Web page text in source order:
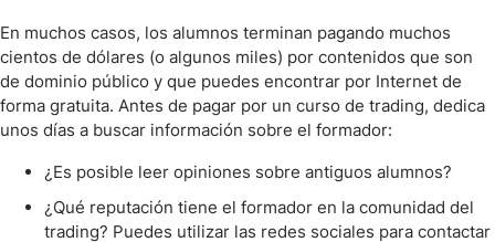
En muchos casos, los alumnos terminan pagando muchos
cientos de dólares (o algunos miles) por contenidos que son
de dominio público y que puedes encontrar por Internet de
forma gratuita. Antes de pagar por un curso de trading, dedica
unos días a buscar información sobre el formador:
¿Es posible leer opiniones sobre antiguos alumnos?
¿Qué reputación tiene el formador en la comunidad del
trading? Puedes utilizar las redes sociales para contactar